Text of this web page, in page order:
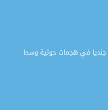
مأرب: مقتل وإصابة 11 جندياً في هجمات حوثية وسط